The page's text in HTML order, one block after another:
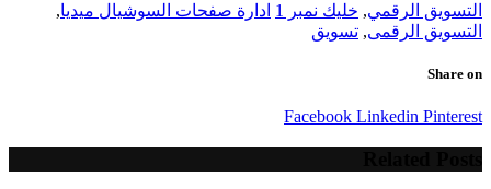
التسويق الرقمي, خليك نمبر 1 ادارة صفحات السوشيال ميديا,
التسويق الرقمى, تسويق
Share on
Facebook Linkedin Pinterest